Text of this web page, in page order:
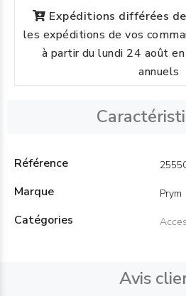
Expéditions différées
les expéditions de vos
à partir du lundi 24 août
annuels
Référence
Marque Prym
Catégories
Avis